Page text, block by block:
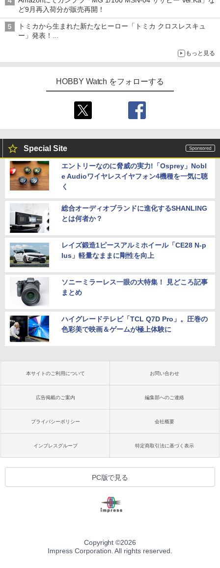
ど9月再入荷分が販売再開！
トミカから生まれた新たなヒーロー「トミカ クロスレスキュ
ー」発表！
もっと見る
HOBBY Watch をフォローする
Special Site
エントリーなのに脅威の実力!「Osprey」Nobl
e Audioワイヤレスイヤフォン4機種を一気に聴
く
総合オーディオブランドに進化するSHANLING
とは何者か？
レイズ鍛造1ピースアルミホイール「CE28 N-p
lus」軽量なままに剛性を向上
ソニーミラーレス一眼の大特集！ 見どころ記事
まとめ
ハイグレードテレビ「TCL Q7D Pro」。圧巻の
色彩美で映画＆ゲームが極上体験に
本サイトのご利用について お問い合わせ
広告掲載のご案内 編集部へのご連絡
プライバシーポリシー 会社概要
インプレスグループ 特定商取引法に基づく表示
PC版で見る
Copyright ©2026
Impress Corporation. All rights reserved.